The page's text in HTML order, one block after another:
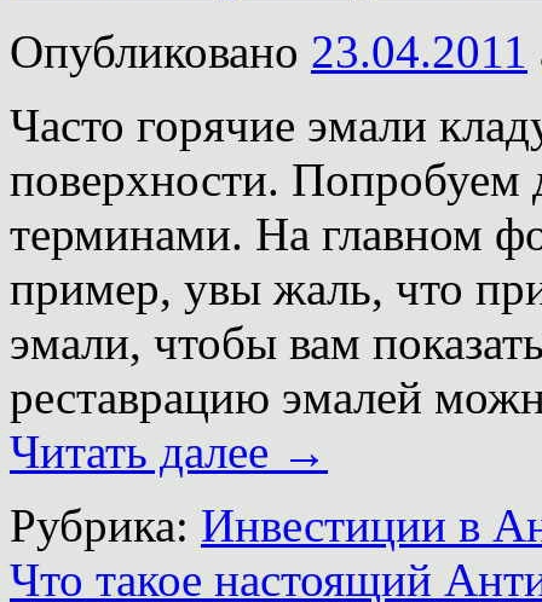
Опубликовано 23.04.2011
Часто горячие эмали
поверхности. Попробуем
терминами. На главном
пример, увы жаль, что
эмали, чтобы вам
реставрацию эмалей
Читать далее →
Рубрика: Инвестиции в
Что такое настоящий